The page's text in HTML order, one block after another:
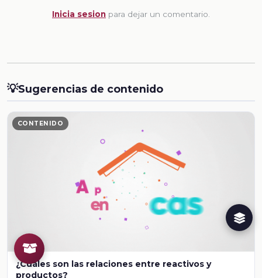
Inicia sesion para dejar un comentario.
💡Sugerencias de contenido
CONTENIDO
¿Cuáles son las relaciones entre reactivos y
productos?